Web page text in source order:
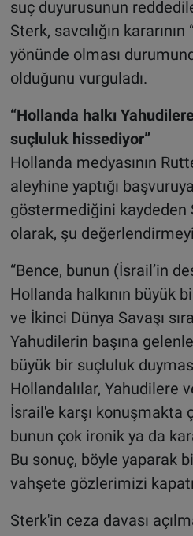
suç duyurusunun
Sterk, savcılığın
yönünde olması
olduğunu vurguladı.
“Hollanda halkı
suçluluk hissediyor”
Hollanda medyasının
aleyhine yaptığı
göstermediğini kaydeden
olarak, şu
“Bence, bunun (İsrail’in
Hollanda halkının büyük
ve İkinci Dünya Savaşı
Yahudilerin başına
büyük bir suçluluk
Hollandalılar, Yahudilere
İsrail'e karşı konuşmakta
bunun çok ironik ya da
Bu sonuç, böyle yaparak
vahşete gözlerimizi
Sterk'in ceza davası